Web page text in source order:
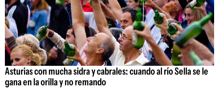
Asturias con mucha sidra y cabrales: cuando al río Sella se le
gana en la orilla y no remando